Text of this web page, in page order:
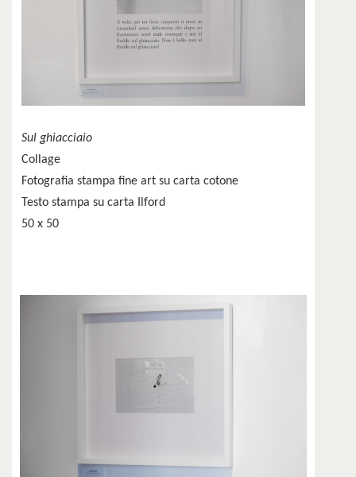
Sul ghiacciaio
Collage
Fotografia stampa fine art su carta cotone
Testo stampa su carta Ilford
50 x 50